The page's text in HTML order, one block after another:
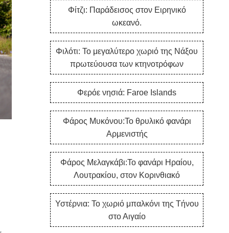
Φίτζι: Παράδεισος στον Ειρηνικό
ωκεανό.
Φιλότι: Το μεγαλύτερο χωριό της Νάξου
πρωτεύουσα των κτηνοτρόφων
Φερόε νησιά: Faroe Islands
Φάρος Μυκόνου:Το θρυλικό φανάρι
Αρμενιστής
Φάρος Μελαγκάβι:Το φανάρι Ηραίου,
Λουτρακίου, στον Κορινθιακό
Υστέρνια: Το χωριό μπαλκόνι της Τήνου
στο Αιγαίο